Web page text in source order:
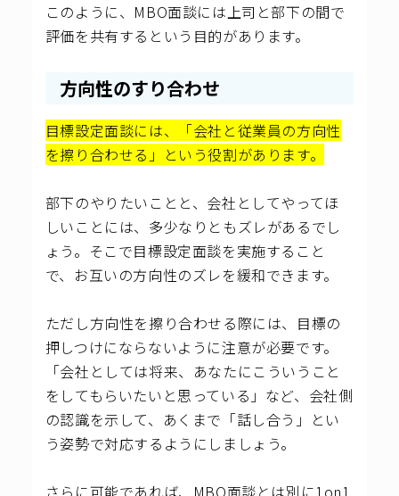
このように、MBO面談には上司と部下の間で
評価を共有するという目的があります。
方向性のすり合わせ
目標設定面談には、「会社と従業員の方向性
を擦り合わせる」という役割があります。
部下のやりたいことと、会社としてやってほ
しいことには、多少なりともズレがあるでし
ょう。そこで目標設定面談を実施すること
で、お互いの方向性のズレを緩和できます。
ただし方向性を擦り合わせる際には、目標の
押しつけにならないように注意が必要です。
「会社としては将来、あなたにこういうこと
をしてもらいたいと思っている」など、会社側
の認識を示して、あくまで「話し合う」とい
う姿勢で対応するようにしましょう。
さらに可能であれば、MBO面談とは別に1on1